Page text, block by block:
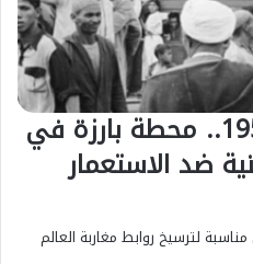
انتفاضة القنيطرة 1954.. محطة بارزة في
ضد الاستعمار